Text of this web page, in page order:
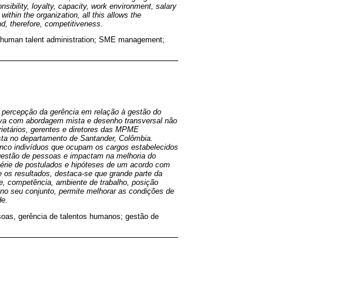
loyalty, capacity, work environment, salary
the organization, all this allows the
therefore, competitiveness.
talent administration; SME management;
da gerência em relação à gestão do
com abordagem mista e desenho transversal não
gerentes e diretores das MPME
no departamento de Santander, Colômbia.
indivíduos que ocupam os cargos estabelecidos
de pessoas e impactam na melhoria do
de postulados e hipóteses de um acordo com
resultados, destaca-se que grande parte da
competência, ambiente de trabalho, posição
seu conjunto, permite melhorar as condições de
gerência de talentos humanos; gestão de